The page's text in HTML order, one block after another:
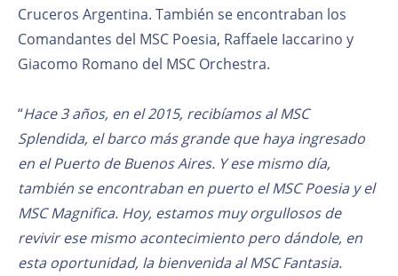
Cruceros Argentina. También se encontraban los
Comandantes del MSC Poesia, Raffaele Iaccarino y
Giacomo Romano del MSC Orchestra.
“Hace 3 años, en el 2015, recibíamos al MSC
Splendida, el barco más grande que haya ingresado
en el Puerto de Buenos Aires. Y ese mismo día,
también se encontraban en puerto el MSC Poesia y el
MSC Magnifica. Hoy, estamos muy orgullosos de
revivir ese mismo acontecimiento pero dándole, en
esta oportunidad, la bienvenida al MSC Fantasia.